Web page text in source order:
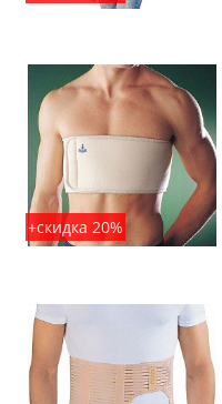
+скидка 20%